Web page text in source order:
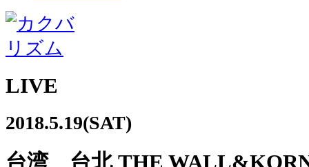
LIVE
2018.5.19(SAT)
台湾 台北 THE